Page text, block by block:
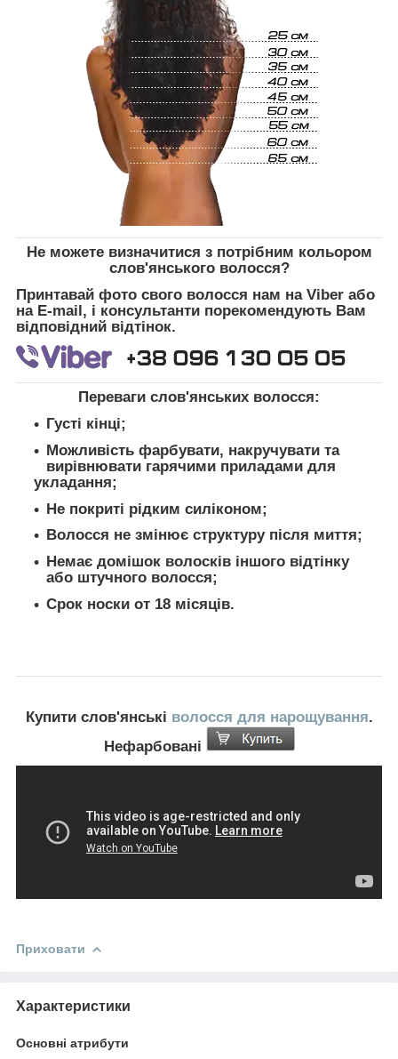
Не можете визначитися з потрібним кольором
слов'янського волосся?
Принтавай фото свого волосся нам на Viber або
на E-mail, і консультанти порекомендують Вам
відповідний відтінок.
Переваги слов'янських волосся:
Густі кінці;
Можливість фарбувати, накручувати та
вирівнювати гарячими приладами для
укладання;
Не покриті рідким силіконом;
Волосся не змінює структуру після миття;
Немає домішок волосків іншого відтінку
або штучного волосся;
Срок носки от 18 місяців.
Купити слов'янські волосся для нарощування.
Нефарбовані
Приховати
Характеристики
Основні атрибути